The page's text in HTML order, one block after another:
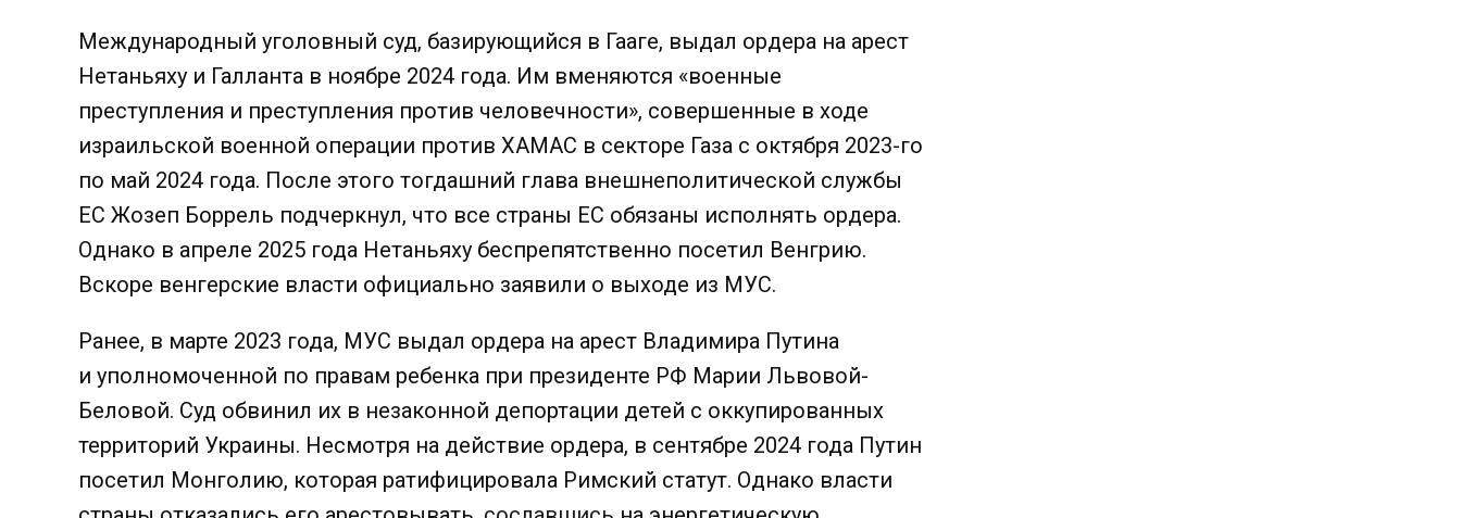
Международный уголовный суд, базирующийся в Гааге, выдал ордера на арест
Нетаньяху и Галланта в ноябре 2024 года. Им вменяются «военные
преступления и преступления против человечности», совершенные в ходе
израильской военной операции против ХАМАС в секторе Газа с октября 2023-го
по май 2024 года. После этого тогдашний глава внешнеполитической службы
ЕС Жозеп Боррель подчеркнул, что все страны ЕС обязаны исполнять ордера.
Однако в апреле 2025 года Нетаньяху беспрепятственно посетил Венгрию.
Вскоре венгерские власти официально заявили о выходе из МУС.
Ранее, в марте 2023 года, МУС выдал ордера на арест Владимира Путина
и уполномоченной по правам ребенка при президенте РФ Марии Львовой-
Беловой. Суд обвинил их в незаконной депортации детей с оккупированных
территорий Украины. Несмотря на действие ордера, в сентябре 2024 года Путин
посетил Монголию, которая ратифицировала Римский статут. Однако власти